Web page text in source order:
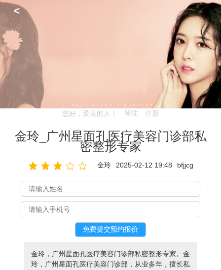
<
您好，爱美的人！ 登陆 注册
金玲_广州星面孔医疗美容门诊部私
密整形专家
金玲 2025-02-12 19:48 bfjjcg
金玲，广州星面孔医疗美容门诊部私密整形专家。金
玲，广州星面孔医疗美容门诊部，从业多年，擅长私